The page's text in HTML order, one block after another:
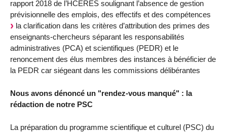
rapport 2018 de l’HCERES soulignant l’absence de gestion
prévisionnelle des emplois, des effectifs et des compétences
la clarification dans les critères d’attribution des primes des
enseignants-chercheurs séparant les responsabilités
administratives (PCA) et scientifiques (PEDR) et le
renoncement des élus membres des instances à bénéficier de
la PEDR car siégeant dans les commissions délibérantes
Nous avons dénoncé un "rendez-vous manqué" : la
rédaction de notre PSC
La préparation du programme scientifique et culturel (PSC) du